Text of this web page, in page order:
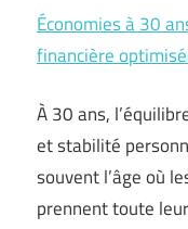
Économies à 30
financière
À 30 ans,
et stabilité
souvent l’âge où
prennent toute